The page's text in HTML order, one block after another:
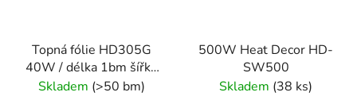
Topná fólie HD305G
40W / délka 1bm šířka
50cm
Skladem (>50 bm)
500W Heat Decor HD-
SW500
Skladem (38 ks)